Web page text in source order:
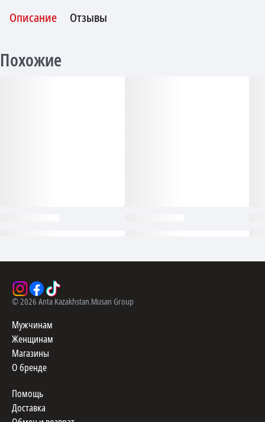
Описание Отзывы
Похожие
©2026 Anta Kazakhstan.Musan Group
Мужчинам
Женщинам
Магазины
О бренде
Помощь
Доставка